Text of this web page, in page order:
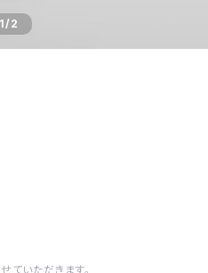
1/2
ていただきます。